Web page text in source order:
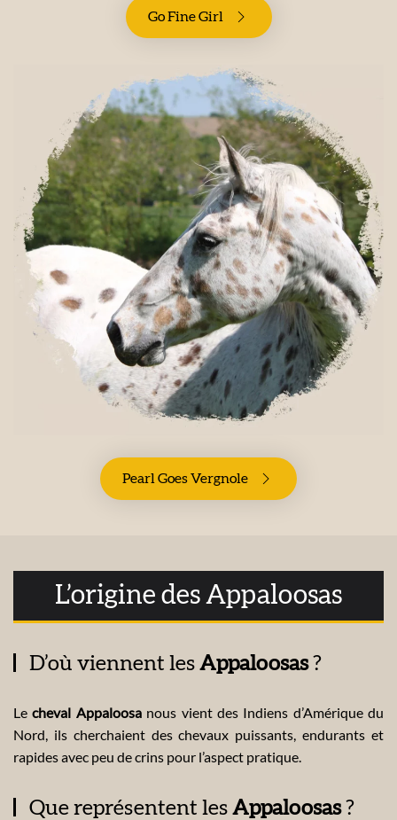
Go Fine Girl
Pearl Goes Vergnole
L’origine des Appaloosas
D’où viennent les Appaloosas?
Lecheval Appaloosanous vient des Indiens d’Amérique du
Nord, ils cherchaient des chevaux puissants, endurants et
rapides avec peu de crins pour l’aspect pratique.
Que représentent les Appaloosas?